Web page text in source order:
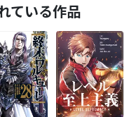
ている作品